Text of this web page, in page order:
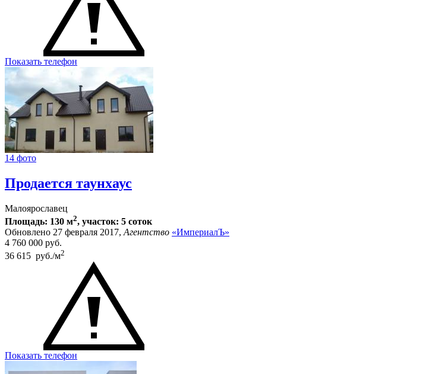
Показать телефон
14 фото
Продается таунхаус
Малоярославец
Площадь: 130 м2, участок: 5 соток
Обновлено 27 февраля 2017, Агентство «ИмпериалЪ»
4 760 000 руб.
36 615 руб./м2
Показать телефон